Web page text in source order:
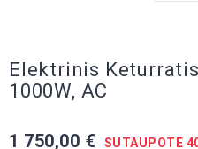
Elektrinis
1000W, AC
1 750,00 € SUTAUPOTE